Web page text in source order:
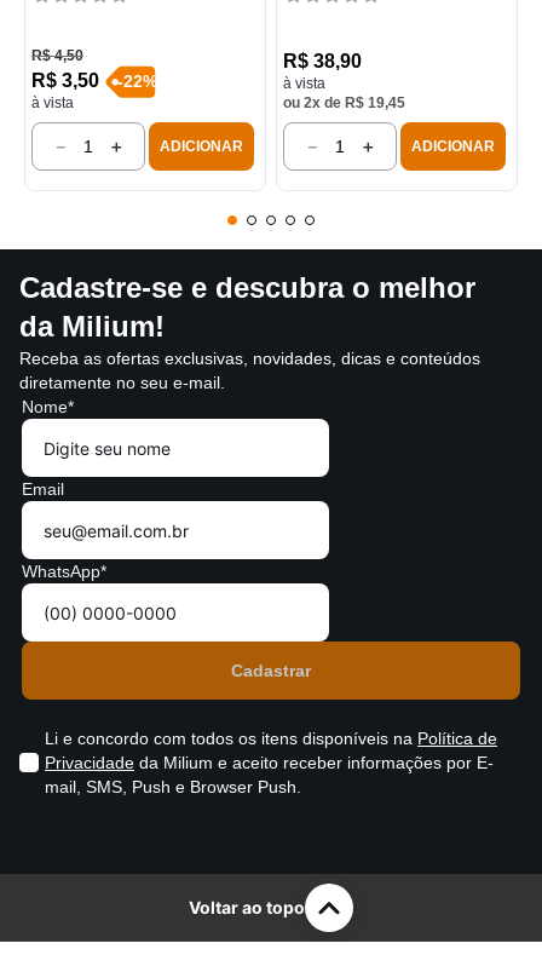
R$ 4,50
R$ 3,50
à vista
-22%
＋
－ ADICIONAR
R$ 38,90
à vista
ou 2x de R$ 19,45
＋
－ ADICIONAR
Cadastre-se e descubra o melhor
da Milium!
Receba as ofertas exclusivas, novidades, dicas e conteúdos
diretamente no seu e-mail.
Nome*
Email
WhatsApp*
Li e concordo com todos os itens disponíveis na Política de
Privacidade da Milium e aceito receber informações por E-
mail, SMS, Push e Browser Push.
Voltar ao topo